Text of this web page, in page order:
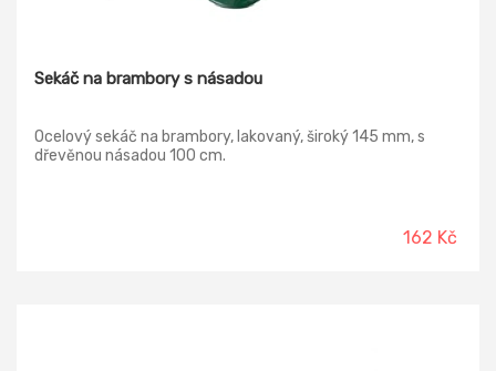
Sekáč na brambory s násadou
Ocelový sekáč na brambory, lakovaný, široký 145 mm, s
dřevěnou násadou 100 cm.
162 Kč